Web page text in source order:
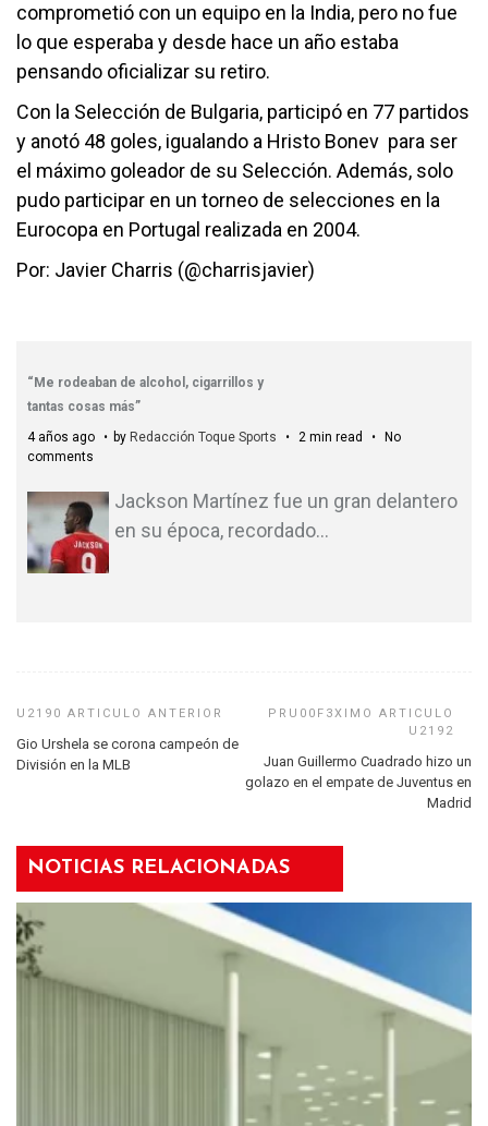
comprometió con un equipo en la India, pero no fue
lo que esperaba y desde hace un año estaba
pensando oficializar su retiro.
Con la Selección de Bulgaria, participó en 77 partidos
y anotó 48 goles, igualando a Hristo Bonev para ser
el máximo goleador de su Selección. Además, solo
pudo participar en un torneo de selecciones en la
Eurocopa en Portugal realizada en 2004.
Por: Javier Charris (@charrisjavier)
“Me rodeaban de alcohol, cigarrillos y
tantas cosas más”
4 años ago
by Redacción Toque Sports 2 min read
No
comments
Jackson Martínez fue un gran delantero
en su época, recordado…
Gio Urshela se corona campeón de
División en la MLB
Juan Guillermo Cuadrado hizo un
golazo en el empate de Juventus en
Madrid
NOTICIAS RELACIONADAS